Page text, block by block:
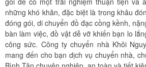
những khó khăn, đặc biệt là trong khâu
đóng gói, di chuyển đồ đạc cồng kềnh,
bàn làm việc, đồ vật dễ vỡ khiến bạn lo
công sức. Công ty chuyển nhà Khôi
mang đến cho bạn dịch vụ chuyển nhà,